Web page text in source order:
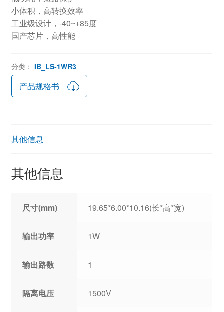
小体积，高转换效率
工业级设计，-40~+85度
国产芯片，高性能
分类： IB_LS-1WR3
产品规格书
其他信息
其他信息
尺寸(mm) 19.65*6.00*10.16(长*高*宽)
输出功率 1W
输出路数 1
隔离电压 1500V